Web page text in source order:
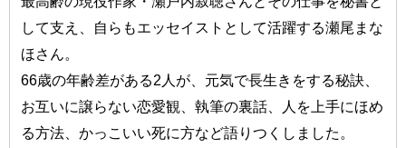
して支え、自らもエッセイストとして活躍する瀬尾まな
ほさん。
66歳の年齢差がある2人が、元気で長生きをする秘訣、
お互いに譲らない恋愛観、執筆の裏話、人を上手にほめ
る方法、かっこいい死に方など語りつくしました。